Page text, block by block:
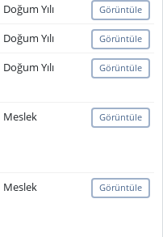
Doğum Yılı Görüntüle
Doğum Yılı Görüntüle
Doğum Yılı Görüntüle
Meslek Görüntüle
Meslek Görüntüle